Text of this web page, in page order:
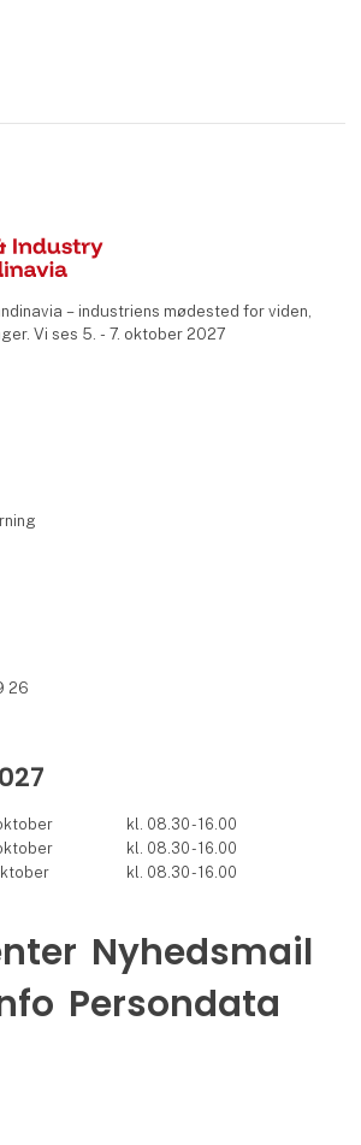
– industriens mødested for viden,
Vi ses 5. - 7. oktober 2027
26
kl. 08.30 - 16.00
kl. 08.30 - 16.00
kl. 08.30 - 16.00
Nyhedsmail
Persondata